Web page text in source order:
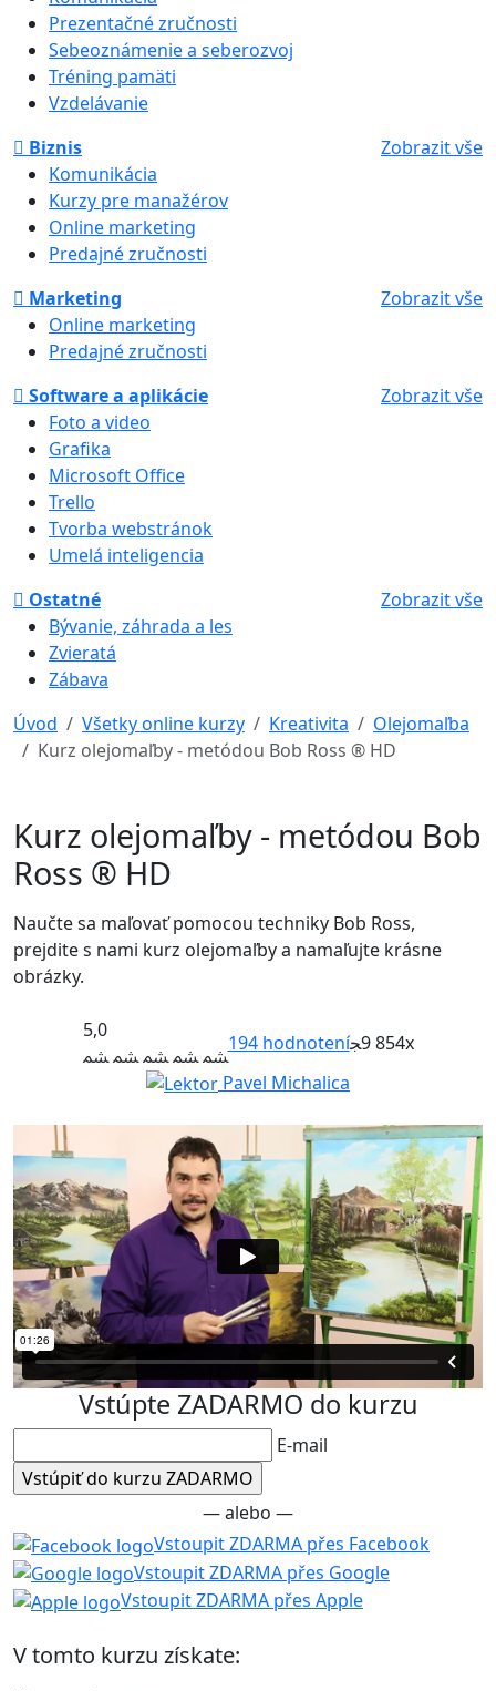
Prezentačné zručnosti
Sebeoznámenie a seberozvoj
Tréning pamäti
Vzdelávanie
Biznis
Zobrazit vše
Komunikácia
Kurzy pre manažérov
Online marketing
Predajné zručnosti
Marketing
Zobrazit vše
Online marketing
Predajné zručnosti
Software a aplikácie
Zobrazit vše
Foto a video
Grafika
Microsoft Office
Trello
Tvorba webstránok
Umelá inteligencia
Ostatné
Zobrazit vše
Bývanie, záhrada a les
Zvieratá
Zábava
Úvod
Všetky online kurzy Kreativita
Olejomaľba
Kurz olejomaľby - metódou Bob Ross ® HD
Kurz olejomaľby - metódou Bob
Ross ® HD
Naučte sa maľovať pomocou techniky Bob Ross,
prejdite s nami kurz olejomaľby a namaľujte krásne
obrázky.
5,0
194hodnotení 9 854x
Pavel Michalica
Vstúpte ZADARMO do kurzu
E-mail
— alebo —
Vstoupit ZDARMA přes Facebook
Vstoupit ZDARMA přes Google
Vstoupit ZDARMA přes Apple
V tomto kurzu získate: